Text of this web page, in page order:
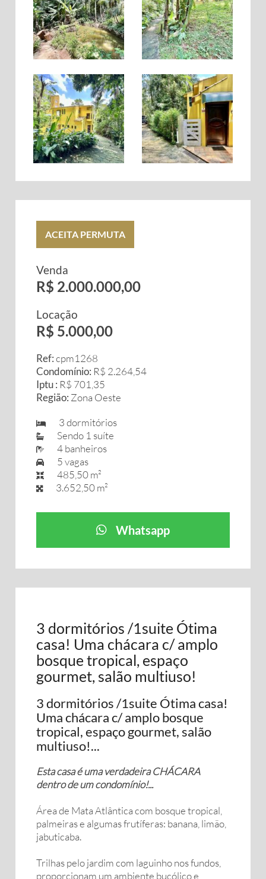
ACEITA PERMUTA
Venda
R$ 2.000.000,00
Locação
R$ 5.000,00
Ref:cpm1268
Condomínio: R$ 2.264,54
Iptu : R$ 701,35
Região: Zona Oeste
3 dormitórios
Sendo 1 suíte
4 banheiros
5 vagas
485,50 m²
3.652,50 m²
Whatsapp
3 dormitórios /1suite Ótima
casa! Uma chácara c/ amplo
bosque tropical, espaço
gourmet, salão multiuso!
3 dormitórios /1suite Ótima casa!
Uma chácara c/ amplo bosque
tropical, espaço gourmet, salão
multiuso!...
Esta casa é uma verdadeira CHÁCARA
dentro de um condomínio!...
Área de Mata Atlântica com bosque tropical,
palmeiras e algumas frutíferas: banana, limão,
jabuticaba.
Trilhas pelo jardim com laguinho nos fundos,
proporcionam um ambiente bucólico e